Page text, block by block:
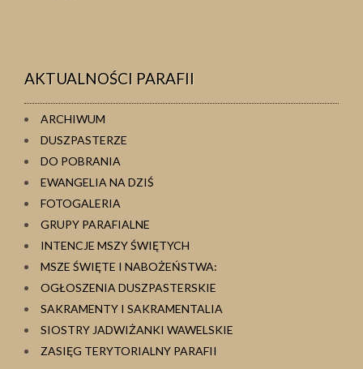
AKTUALNOŚCI PARAFII
ARCHIWUM
DUSZPASTERZE
DO POBRANIA
EWANGELIA NA DZIŚ
FOTOGALERIA
GRUPY PARAFIALNE
INTENCJE MSZY ŚWIĘTYCH
MSZE ŚWIĘTE I NABOŻEŃSTWA:
OGŁOSZENIA DUSZPASTERSKIE
SAKRAMENTY I SAKRAMENTALIA
SIOSTRY JADWIŻANKI WAWELSKIE
ZASIĘG TERYTORIALNY PARAFII